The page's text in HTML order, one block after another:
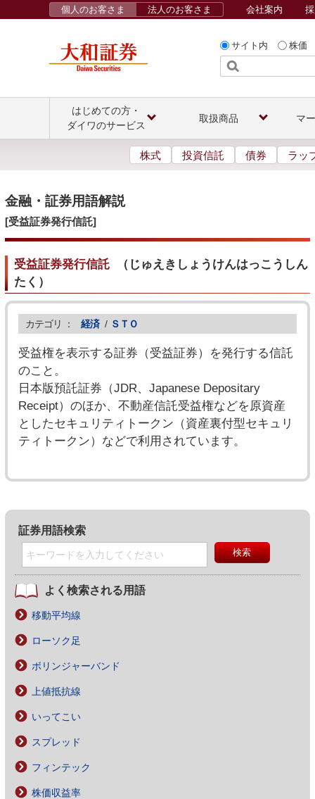
サイト内 株価
個人のお客さま 法人のお客さま 会社案内
はじめての方・
ダイワのサービス
取扱商品 マ
株式 投資信託 債券 ラッ
金融・証券用語解説
[受益証券発行信託]
受益証券発行信託（ じゅえきしょうけんはっこうしん
たく ）
カテゴリ ： 経済 / ＳＴＯ
受益権を表示する証券（受益証券）を発行する信託
のこと。
日本版預託証券（JDR、Japanese Depositary
Receipt）のほか、不動産信託受益権などを原資産
としたセキュリティトークン（資産裏付型セキュリ
ティトークン）などで利用されています。
証券用語検索
よく検索される用語
移動平均線
ローソク足
ボリンジャーバンド
上値抵抗線
いってこい
スプレッド
フィンテック
株価収益率